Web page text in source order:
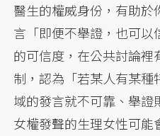
醫生的權威身份，有助
言「即便不舉證，也可
的可信度，在公共討論
制，認為「若某人有某
域的發言就不可靠、舉
女權發聲的生理女性可